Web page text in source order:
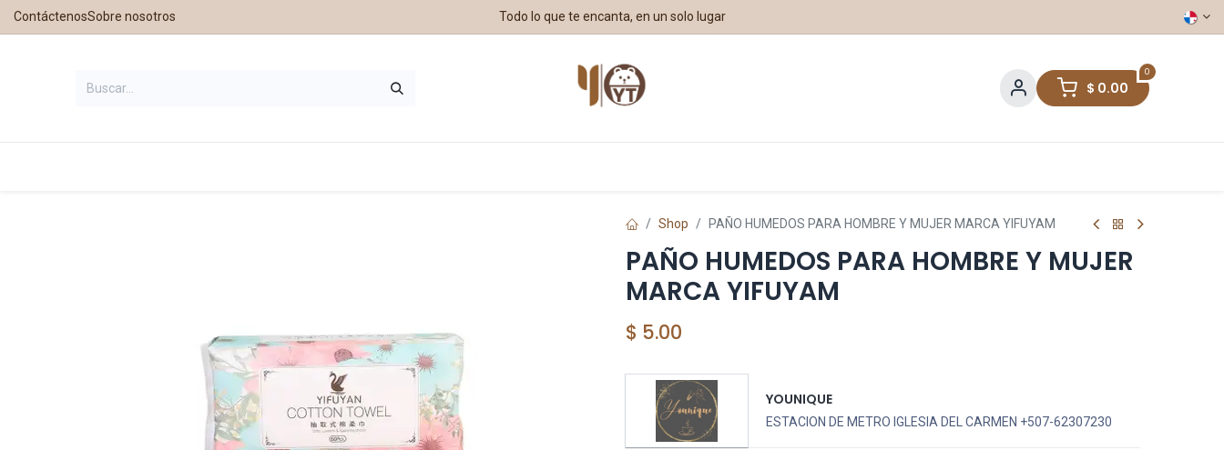
ContáctenosSobre nosotros Todo lo que te encanta, en un solo lugar
0
$ 0.00
Shop PAÑO HUMEDOS PARA HOMBRE Y MUJER MARCA YIFUYAM
PAÑO HUMEDOS PARA HOMBRE Y MUJER
MARCA YIFUYAM
$ 5.00
YOUNIQUE
ESTACION DE METRO IGLESIA DEL CARMEN +507-62307230